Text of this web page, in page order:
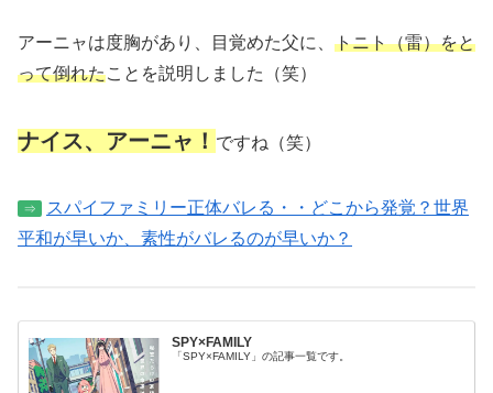
アーニャは度胸があり、目覚めた父に、 トニト（雷）をと
って倒れたことを説明しました（笑）
ナイス、アーニャ！ ですね（笑）
⇒
スパイファミリー正体バレる・・どこから発覚？世界
平和が早いか、素性がバレるのが早いか？
SPY×FAMILY
「SPY×FAMILY」の記事一覧です。